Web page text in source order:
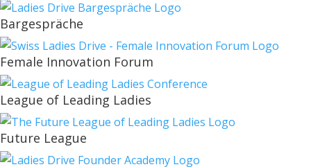
Bargespräche
Female Innovation Forum
League of Leading Ladies
Future League